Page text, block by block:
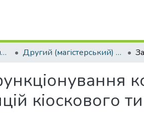
Кафедра електротехнічних систем та енергетичного менеджменту Другий (магістерський) рівень
кіоскового